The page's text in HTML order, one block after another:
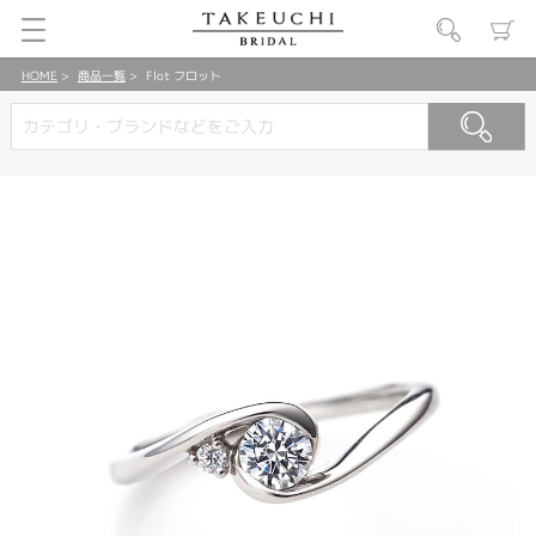
HOME 商品一覧 Flot フロット